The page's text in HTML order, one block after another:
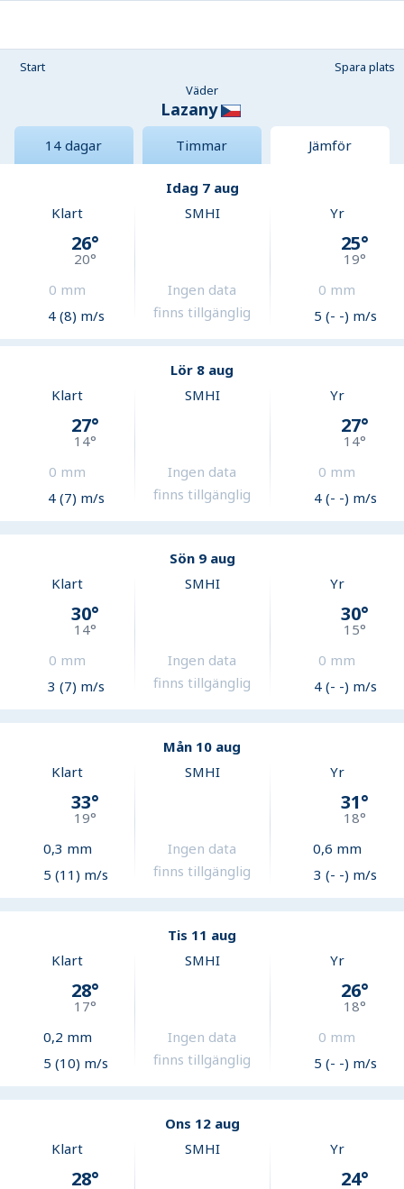
Start
Spara plats
Väder
Lazany
14 dagar Timmar Jämför
Idag 7 aug
Klart
26°
20°
0 mm
4 (8) m/s
SMHI
Ingen data
finns tillgänglig
Yr
25°
19°
0 mm
5 (- -) m/s
Lör 8 aug
Klart
27°
14°
0 mm
4 (7) m/s
SMHI
Ingen data
finns tillgänglig
Yr
27°
14°
0 mm
4 (- -) m/s
Sön 9 aug
Klart
30°
14°
0 mm
3 (7) m/s
SMHI
Ingen data
finns tillgänglig
Yr
30°
15°
0 mm
4 (- -) m/s
Mån 10 aug
Klart
33°
19°
0,3 mm
5 (11) m/s
SMHI
Ingen data
finns tillgänglig
Yr
31°
18°
0,6 mm
3 (- -) m/s
Tis 11 aug
Klart
28°
17°
0,2 mm
5 (10) m/s
SMHI
Ingen data
finns tillgänglig
Yr
26°
18°
0 mm
5 (- -) m/s
Ons 12 aug
Klart
28°
SMHI Yr
24°